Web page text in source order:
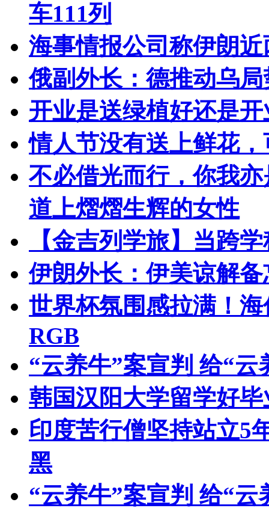
车111列
海事情报公司称伊朗
俄副外长：德推动乌
开业是送绿植好还是
情人节没有送上鲜花
不必借光而行，你我
道上熠熠生辉的女性
【金吉列学旅】当跨
伊朗外长：伊美谅解
世界杯氛围感拉满！
RGB
“云养牛”案宣判 给“
韩国汉阳大学留学好毕
印度苦行僧坚持站立5
黑
“云养牛”案宣判 给“